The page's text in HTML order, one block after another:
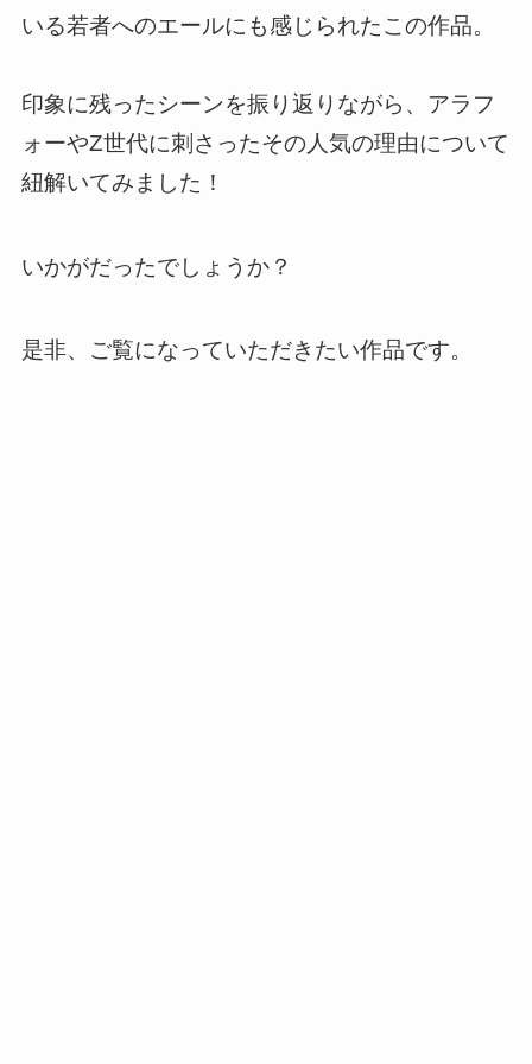
いる若者へのエールにも感じられたこの作品。
印象に残ったシーンを振り返りながら、アラフ
ォーやZ世代に刺さったその人気の理由について
紐解いてみました！
いかがだったでしょうか？
是非、ご覧になっていただきたい作品です。